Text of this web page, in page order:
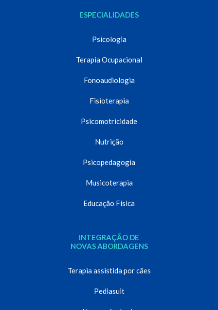
ESPECIALIDADES
Psicologia
Terapia Ocupacional
Fonoaudiologia
Fisioterapia
Psicomotricidade
Nutrição
Psicopedagogia
Musicoterapia
Educação Física
INTEGRAÇÃO DE
NOVAS ABORDAGENS
Terapia assistida por cães
Pediasuit